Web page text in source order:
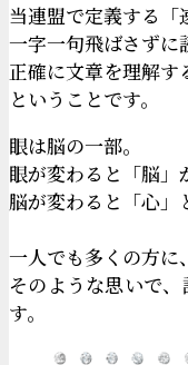
当連盟で定義する「
一字一句飛ばさずに
正確に文章を理解す
ということです。
眼は脳の一部。
眼が変わると「脳」
脳が変わると「心」
一人でも多くの方に
そのような思いで
す。